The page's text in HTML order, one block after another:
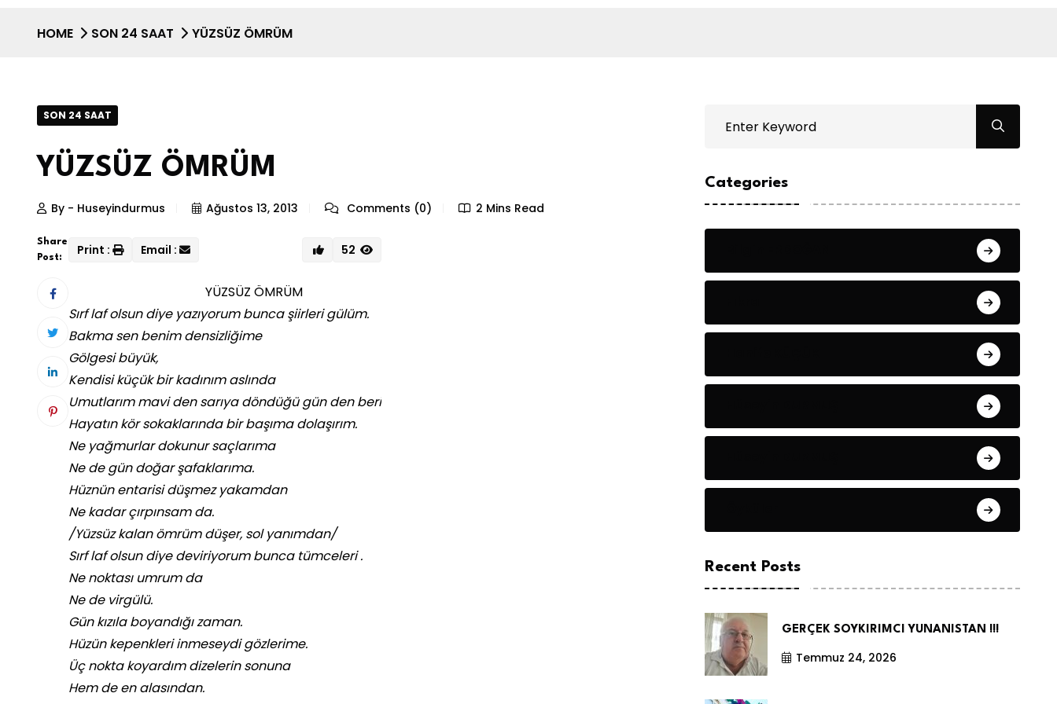
HOME SON 24 SAAT YÜZSÜZ ÖMRÜM
SON 24 SAAT
YÜZSÜZ ÖMRÜM
By - Huseyindurmus Ağustos 13, 2013 Comments (0) 2 Mins Read
Share
Post:
Print : Email : 52
YÜZSÜZ ÖMRÜM
Sırf laf olsun diye yazıyorum bunca şiirleri gülüm.
Bakma sen benim densizliğime
Gölgesi büyük,
Kendisi küçük bir kadınım aslında
Umutlarım mavi den sarıya döndüğü gün den beri
Hayatın kör sokaklarında bir başıma dolaşırım.
Ne yağmurlar dokunur saçlarıma
Ne de gün doğar şafaklarıma.
Hüznün entarisi düşmez yakamdan
Ne kadar çırpınsam da.
/Yüzsüz kalan ömrüm düşer, sol yanımdan/
Sırf laf olsun diye deviriyorum bunca tümceleri .
Ne noktası umrum da
Ne de virgülü.
Gün kızıla boyandığı zaman.
Hüzün kepenkleri inmeseydi gözlerime.
Üç nokta koyardım dizelerin sonuna
Hem de en alasından.
Categories
Recent Posts
GERÇEK SOYKIRIMCI YUNANISTAN !!!
Temmuz 24, 2026